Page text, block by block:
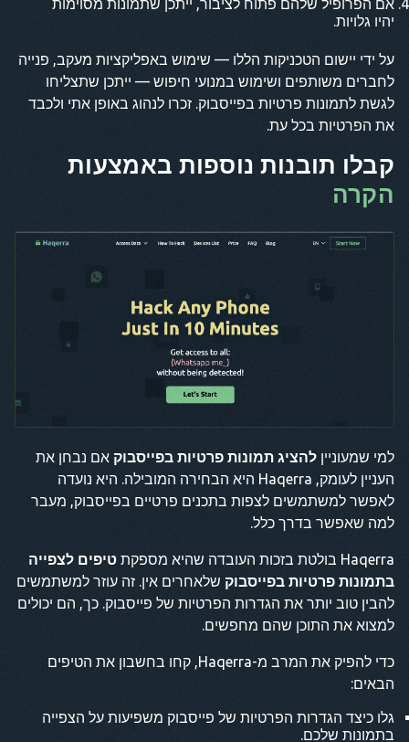
יהיו גלויות.
על ידי יישום הטכניקות הללו — שימוש באפליקציות מעקב, פנייה
לחברים משותפים ושימוש במנועי חיפוש — ייתכן שתצליחו
לגשת לתמונות פרטיות בפייסבוק. זכרו לנהוג באופן אתי ולכבד
את הפרטיות בכל עת.
קבלו תובנות נוספות באמצעות
הקרה
למי שמעוניין להציג תמונות פרטיות בפייסבוק אם נבחן את
העניין לעומק, Haqerra היא הבחירה המובילה. היא נועדה
לאפשר למשתמשים לצפות בתכנים פרטיים בפייסבוק, מעבר
למה שאפשר בדרך כלל.
Haqerra בולטת בזכות העובדה שהיא מספקת
טיפים לצפייה
בתמונות פרטיות בפייסבוק שלאחרים אין. זה עוזר למשתמשים
להבין טוב יותר את הגדרות הפרטיות של פייסבוק. כך, הם יכולים
למצוא את התוכן שהם מחפשים.
כדי להפיק את המרב מ-Haqerra, קחו בחשבון את הטיפים
הבאים:
גלו כיצד הגדרות הפרטיות של פייסבוק משפיעות על הצפייה
בתמונות שלכם.